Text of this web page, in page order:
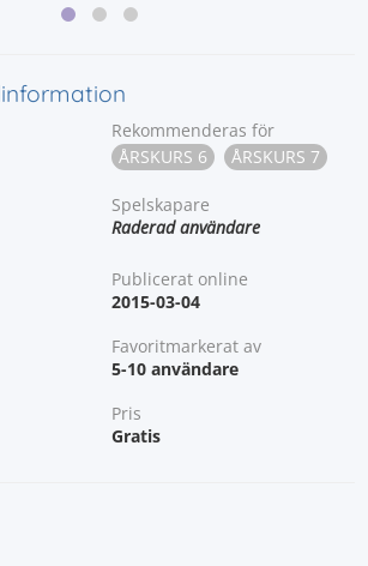
Rekommenderas för
ÅRSKURS 6
ÅRSKURS 7
Spelskapare
Raderad användare
Publicerat online
2015-03-04
Favoritmarkerat av
5-10 användare
Pris
Gratis